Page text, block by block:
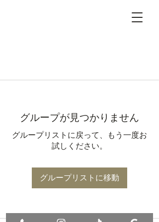
グループが見つかりません
グループリストに戻って、もう一度お
試しください。
グループリストに移動